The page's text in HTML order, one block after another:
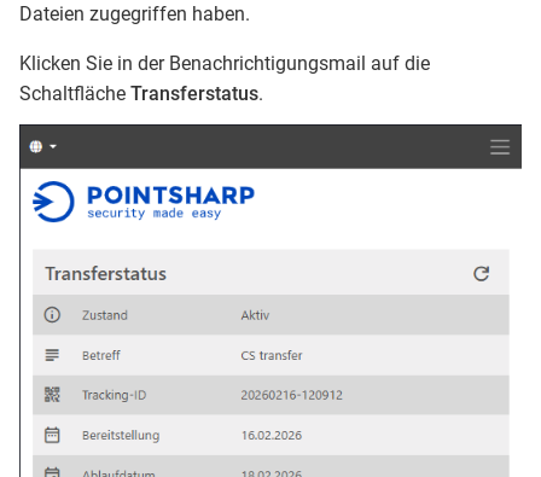
Dateien zugegriffen haben.
Klicken Sie in der Benachrichtigungsmail auf die
Schaltfläche Transferstatus.